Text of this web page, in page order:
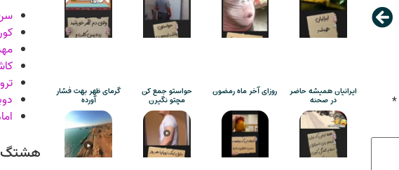
*
ایرانیان همیشه حاضر
در صحنه
روزای آخر ماه رمضون حواستو جمع کن
مچتو نگیرن
گرمای ظهر بهت فشار
آورده
هشتگ